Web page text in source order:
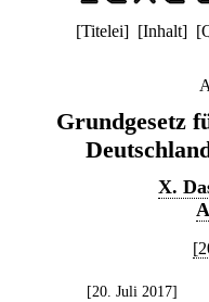
[Titelei] [Inhalt] [
Grundgesetz
X.
[20. Juli 2017]